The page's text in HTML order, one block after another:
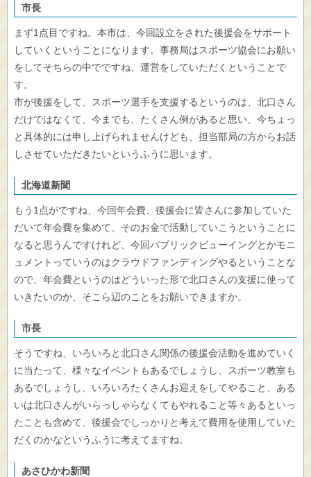
市長
まず1点目ですね。本市は、今回設立をされた後援会をサポート
していくということになります。事務局はスポーツ協会にお願い
をしてそちらの中でですね、運営をしていただくということで
す。
市が後援をして、スポーツ選手を支援するというのは、北口さん
だけではなくて、今までも、たくさん例があると思い、今ちょっ
と具体的には申し上げられませんけども、担当部局の方からお話
しさせていただきたいというふうに思います。
北海道新聞
もう1点がですね、今回年会費、後援会に皆さんに参加していた
だいて年会費を集めて、そのお金で活動していこうということに
なると思うんですけれど、今回パブリックビューイングとかモニ
ュメントっていうのはクラウドファンディングやるということな
ので、年会費というのはどういった形で北口さんの支援に使って
いきたいのか、そこら辺のことをお願いできますか。
市長
そうですね、いろいろと北口さん関係の後援会活動を進めていく
に当たって、様々なイベントもあるでしょうし、スポーツ教室も
あるでしょうし、いろいろたくさんお迎えをしてやること、ある
いは北口さんがいらっしゃらなくてもやれること等々あるといっ
たことも含めて、後援会でしっかりと考えて費用を使用していた
だくのかなというふうに考えてますね。
あさひかわ新聞